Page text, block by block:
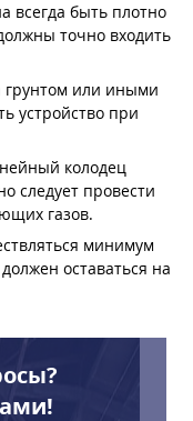
всегда быть плотно
точно входить
грунтом или иными
устройство при
колодец
следует провести
газов.
минимум
оставаться на